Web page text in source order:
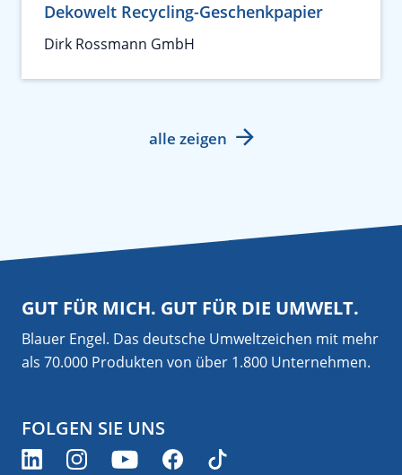
Dekowelt Recycling-Geschenkpapier
Dirk Rossmann GmbH
alle zeigen
GUT FÜR MICH. GUT FÜR DIE UMWELT.
Blauer Engel. Das deutsche Umweltzeichen mit mehr
als 70.000 Produkten von über 1.800 Unternehmen.
FOLGEN SIE UNS